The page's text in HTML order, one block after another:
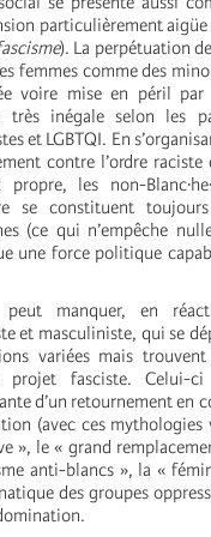
particulièrement aigüe
). La perpétuation
femmes comme des
voire mise en péril par
très inégale selon les
et LGBTQI. En
contre l’ordre
propre, les non-
se constituent
(ce qui n’empêche
une force politique
peut manquer, en
et masculiniste, qui se
variées mais
projet fasciste. Celui-
d’un retournement en
(avec ces mythologies
», le « grand
anti-blancs », la «
des groupes